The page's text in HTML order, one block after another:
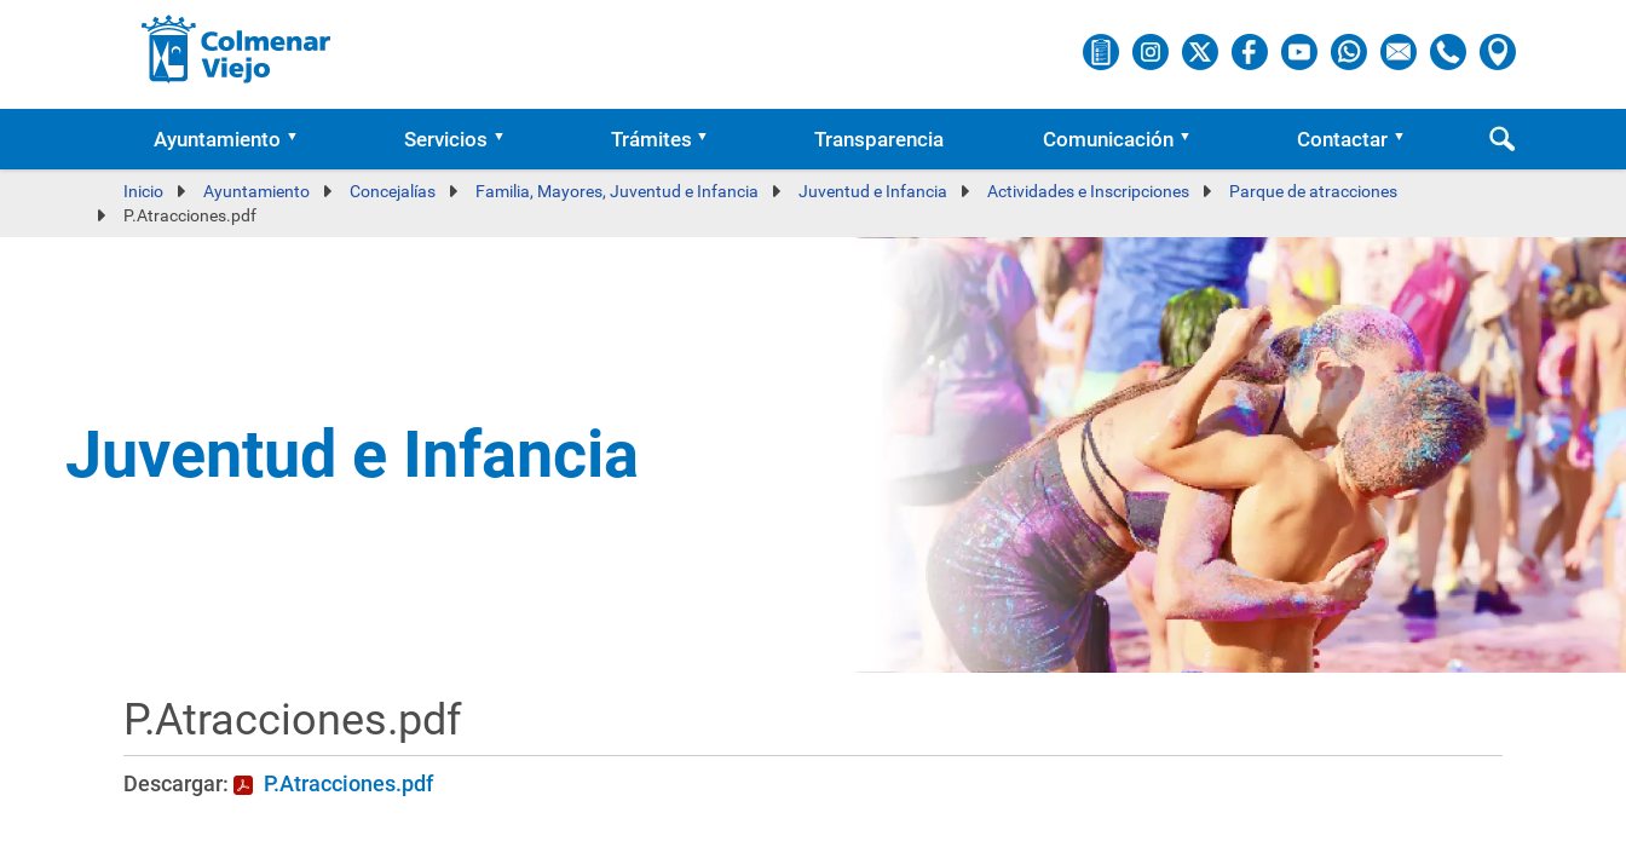
Ayuntamiento Servicios Trámites Transparencia Comunicación Contactar
Inicio Ayuntamiento Concejalías Familia, Mayores, Juventud e Infancia Juventud e Infancia Actividades e Inscripciones
Parque de atracciones
P.Atracciones.pdf
Juventud e Infancia
P.Atracciones.pdf
Descargar: P.Atracciones.pdf